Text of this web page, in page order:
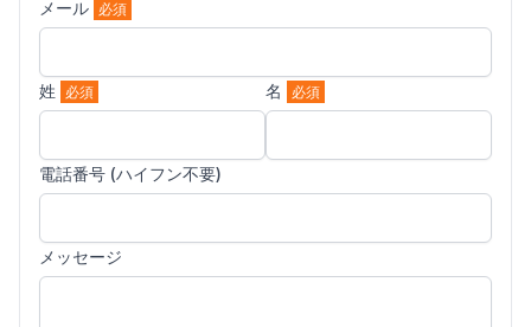
メール 必須
姓 必須 名 必須
電話番号 (ハイフン不要)
メッセージ